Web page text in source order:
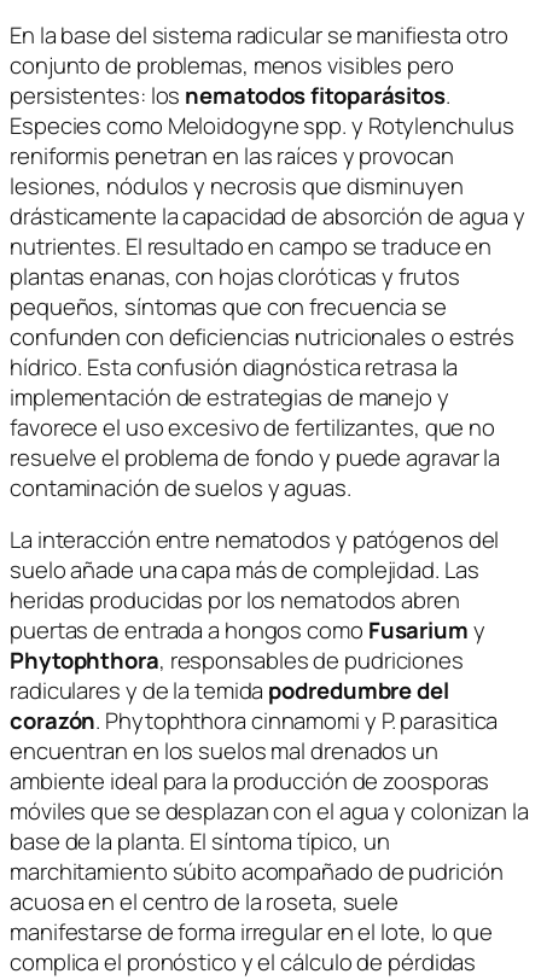
En la base del sistema radicular se manifiesta otro
conjunto de problemas, menos visibles pero
persistentes: los nematodos fitoparásitos.
Especies como Meloidogyne spp.y Rotylenchulus
reniformis penetran en las raíces y provocan
lesiones, nódulos y necrosis que disminuyen
drásticamente la capacidad de absorción de agua y
nutrientes. El resultado en campo se traduce en
plantas enanas, con hojas cloróticas y frutos
pequeños, síntomas que con frecuencia se
confunden con deficiencias nutricionales o estrés
hídrico. Esta confusión diagnóstica retrasa la
implementación de estrategias de manejo y
favorece el uso excesivo de fertilizantes, que no
resuelve el problema de fondo y puede agravar la
contaminación de suelos y aguas.
La interacción entre nematodos y patógenos del
suelo añade una capa más de complejidad. Las
heridas producidas por los nematodos abren
puertas de entrada a hongos como Fusariumy
Phytophthora, responsables de pudriciones
radiculares y de la temida podredumbre del
corazón. Phytophthora cinnamomiy P. parasitica
encuentran en los suelos mal drenados un
ambiente ideal para la producción de zoosporas
móviles que se desplazan con el agua y colonizan la
base de la planta. El síntoma típico, un
marchitamiento súbito acompañado de pudrición
acuosa en el centro de la roseta, suele
manifestarse de forma irregular en el lote, lo que
complica el pronóstico y el cálculo de pérdidas